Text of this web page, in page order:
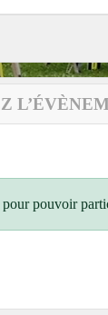
pour pouvoir